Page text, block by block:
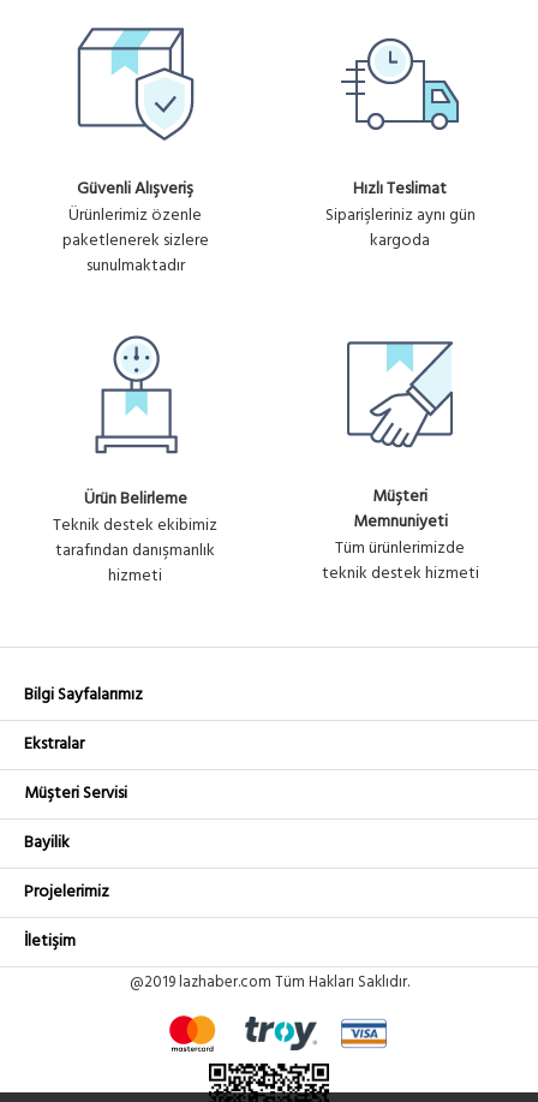
Güvenli Alışveriş
Ürünlerimiz özenle
paketlenerek sizlere
sunulmaktadır
Hızlı Teslimat
Siparişleriniz aynı gün
kargoda
Ürün Belirleme
Teknik destek ekibimiz
tarafından danışmanlık
hizmeti
Müşteri
Memnuniyeti
Tüm ürünlerimizde
teknik destek hizmeti
Bilgi Sayfalarımız
Ekstralar
Müşteri Servisi
Bayilik
Projelerimiz
İletişim
@2019 lazhaber.com Tüm Hakları Saklıdır.